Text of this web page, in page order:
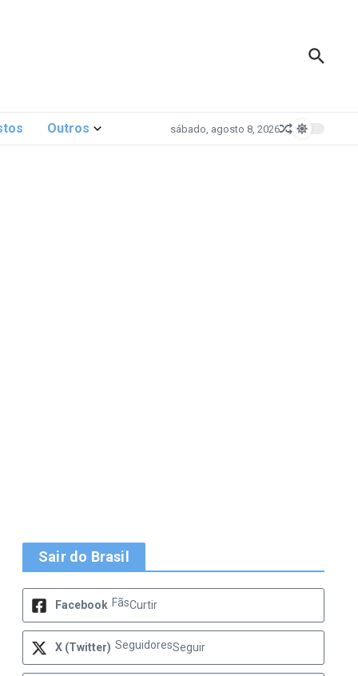
Outros sábado, agosto 8, 2026
Sair do Brasil
Facebook FãsCurtir
X (Twitter) SeguidoresSeguir